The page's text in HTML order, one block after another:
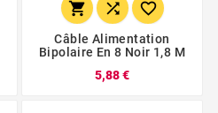
  
Câble Alimentation
Bipolaire En 8 Noir 1,8 M
5,88 €